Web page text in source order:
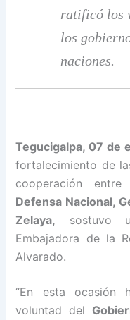
ratificó los
los
naciones.
Tegucigalpa, 07 de
fortalecimiento de
cooperación
Defensa Nacional,
Zelaya, sostuvo
Embajadora de la
Alvarado.
“En esta ocasión
voluntad del